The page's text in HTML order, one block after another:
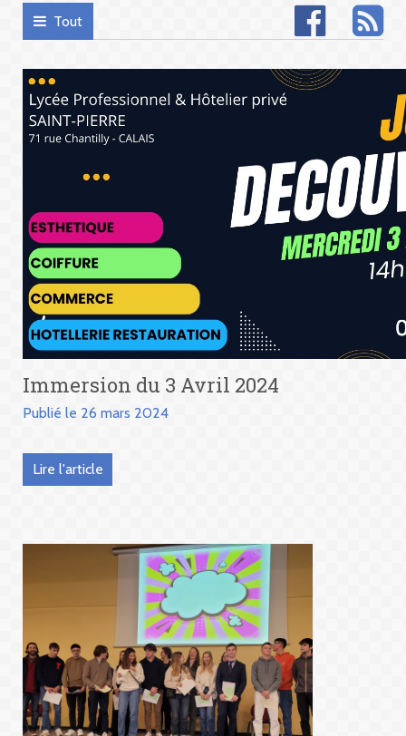
Tout
Immersion du 3 Avril 2024
Publié le 26 mars 2024
Lire l'article